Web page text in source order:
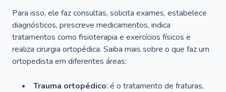
Para isso, ele faz consultas, solicita exames, estabelece
diagnósticos, prescreve medicamentos, indica
tratamentos como fisioterapia e exercícios físicos e
realiza cirurgia ortopédica. Saiba mais sobre o que faz um
ortopedista em diferentes áreas:
Trauma ortopédico: é o tratamento de fraturas,